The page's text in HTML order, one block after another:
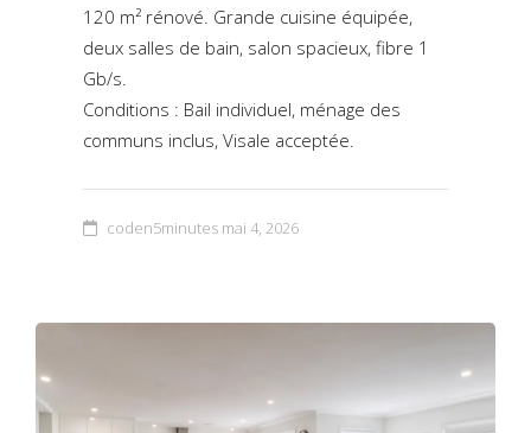
120 m² rénové. Grande cuisine équipée,
deux salles de bain, salon spacieux, fibre 1
Gb/s.
Conditions : Bail individuel, ménage des
communs inclus, Visale acceptée.
coden5minutes mai 4, 2026